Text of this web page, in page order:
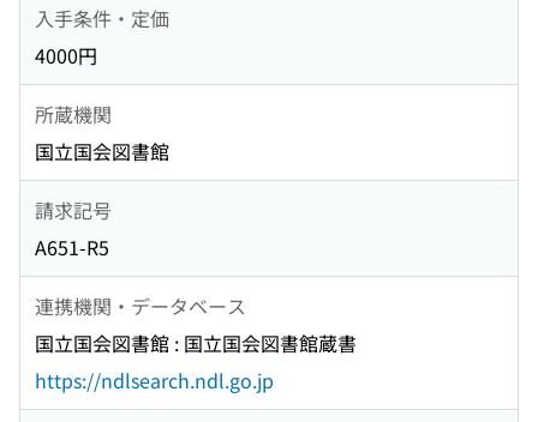
入手条件・定価
4000円
所蔵機関
国立国会図書館
請求記号
A651-R5
連携機関・データベース
国立国会図書館 : 国立国会図書館蔵書
https://ndlsearch.ndl.go.jp